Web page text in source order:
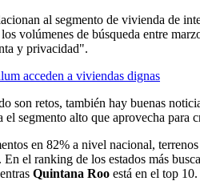
al segmento de vivienda de
volúmenes de búsqueda entre
y privacidad".
acceden a viviendas dignas
son retos, también hay buenas
segmento alto que aprovecha para
en 82% a nivel nacional,
el ranking de los estados más
Quintana Roo está en el top 10.